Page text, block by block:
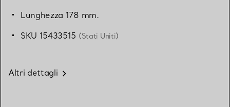
Lunghezza 178 mm.
SKU 15433515 (Stati Uniti)
Altri dettagli